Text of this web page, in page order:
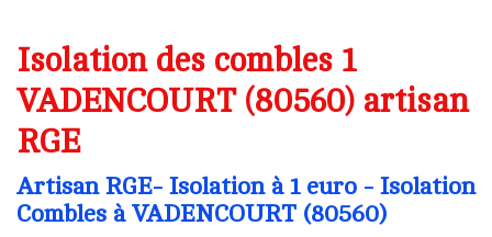
Isolation des combles 1
VADENCOURT (80560) artisan
RGE
Artisan RGE- Isolation à 1 euro - Isolation
Combles à VADENCOURT (80560)